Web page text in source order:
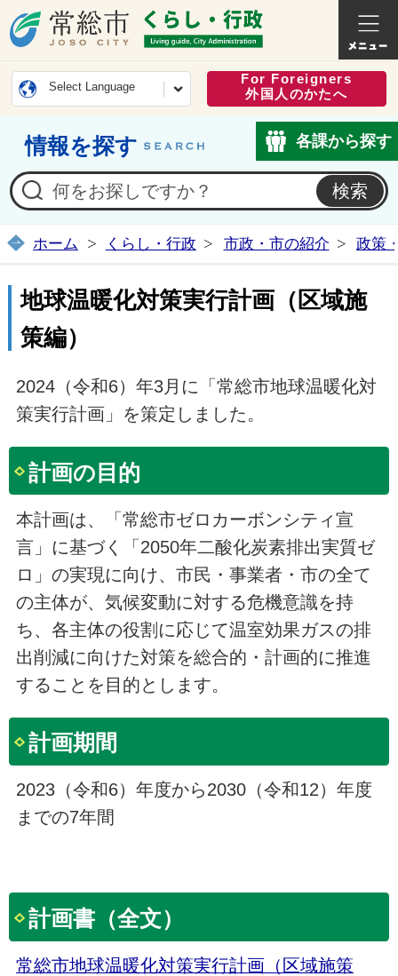
常総市公式ホームページ
くらし
Select Language
For Foreigners
外国人のかたへ
情報を探す 各課から探す
ホーム くらし・行政 市政・市の紹介 政策
地球温暖化対策実行計画（区域施
策編）
2024（令和6）年3月に「常総市地球温暖化対
策実行計画」を策定しました。
計画の目的
本計画は、「常総市ゼロカーボンシティ宣
言」に基づく「2050年二酸化炭素排出実質ゼ
ロ」の実現に向け、市民・事業者・市の全て
の主体が、気候変動に対する危機意識を持
ち、各主体の役割に応じて温室効果ガスの排
出削減に向けた対策を総合的・計画的に推進
することを目的とします。
計画期間
2023（令和6）年度から2030（令和12）年度
までの7年間
計画書（全文）
常総市地球温暖化対策実行計画（区域施策